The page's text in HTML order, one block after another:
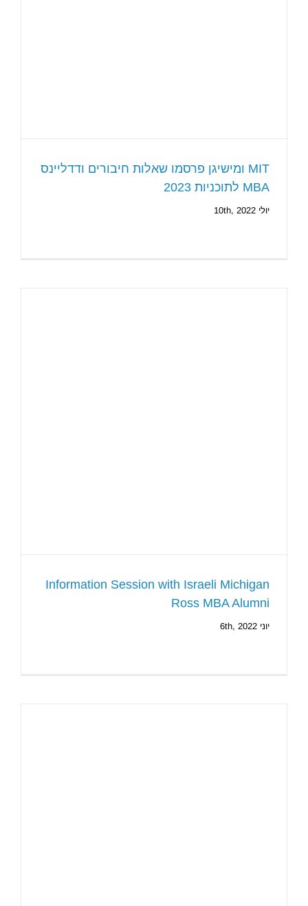
MIT ומישיגן פרסמו שאלות חיבורים ודדליינס
MBA לתוכניות 2023
יולי 10th, 2022
Information Session with Israeli Michigan
Ross MBA Alumni
יוני 6th, 2022